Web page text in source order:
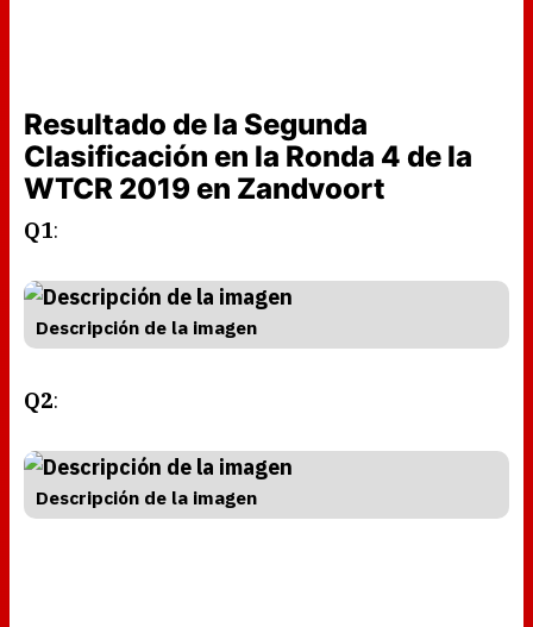
Resultado de la Segunda
Clasificación en la Ronda 4 de la
WTCR 2019 en Zandvoort
Q1:
Descripción de la imagen
Q2:
Descripción de la imagen